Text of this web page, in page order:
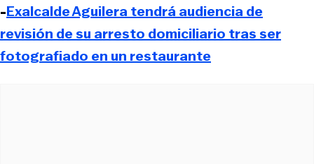
-Exalcalde Aguilera tendrá audiencia de
revisión de su arresto domiciliario tras ser
fotografiado en un restaurante